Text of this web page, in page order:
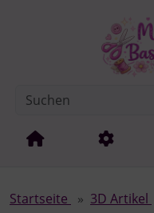
Springe zur Navigation
Startseite 3D Artikel